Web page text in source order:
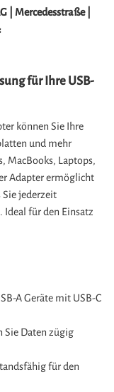
| Mercedesstraße |
für Ihre USB-
können Sie Ihre
und mehr
MacBooks, Laptops,
Adapter ermöglicht
Sie jederzeit
für den Einsatz
A Geräte mit USB-C
Sie Daten zügig
für den